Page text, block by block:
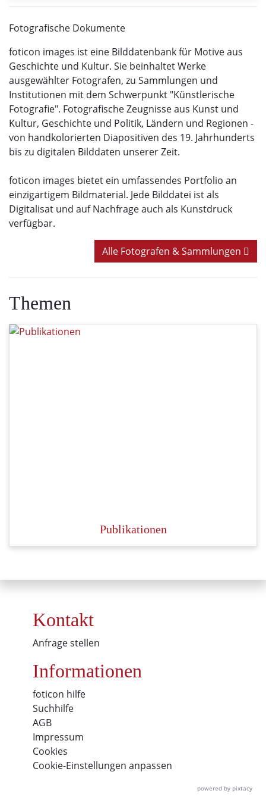
Fotografische Dokumente
foticon images ist eine Bilddatenbank für Motive aus
Geschichte und Kultur. Sie beinhaltet Werke
ausgewählter Fotografen, zu Sammlungen und
Institutionen mit dem Schwerpunkt "Künstlerische
Fotografie". Fotografische Zeugnisse aus Kunst und
Kultur, Geschichte und Politik, Ländern und Regionen -
von handkolorierten Diapositiven des 19. Jahrhunderts
bis zu digitalen Bilddaten unserer Zeit.
foticon images bietet ein umfassendes Portfolio an
einzigartigem Bildmaterial. Jede Bilddatei ist als
Digitalisat und auf Nachfrage auch als Kunstdruck
verfügbar.
Alle Fotografen & Sammlungen
Themen
Publikationen
Kontakt
Anfrage stellen
Informationen
foticon hilfe
Suchhilfe
AGB
Impressum
Cookies
Cookie-Einstellungen anpassen
powered by pixtacy